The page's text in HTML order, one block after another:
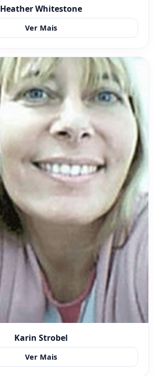
Heather Whitestone
Ver Mais
Karin Strobel
Ver Mais